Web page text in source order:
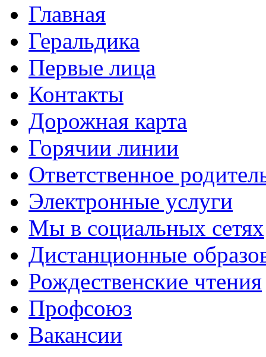
Главная
Геральдика
Первые лица
Контакты
Дорожная карта
Горячии линии
Ответственное
Электронные услуги
Мы в социальных сетях
Дистанционные
Рождественские чтения
Профсоюз
Вакансии